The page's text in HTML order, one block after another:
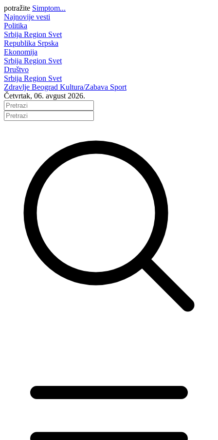
potražite Simptom...
Najnovije vesti
Politika
Srbija Region Svet
Republika Srpska
Ekonomija
Srbija Region Svet
Društvo
Srbija Region Svet
Zdravlje Beograd Kultura/Zabava Sport
Četvrtak, 06. avgust 2026.